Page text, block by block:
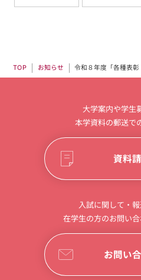
TOP お知らせ 令和８年度「各種表
大学案内や学生
本学資料の郵送で
資料
入試に関して・報
在学生の方のお問い
お問い